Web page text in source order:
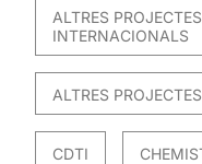
ALTRES
INTERNACIONALS
ALTRES
CDTI